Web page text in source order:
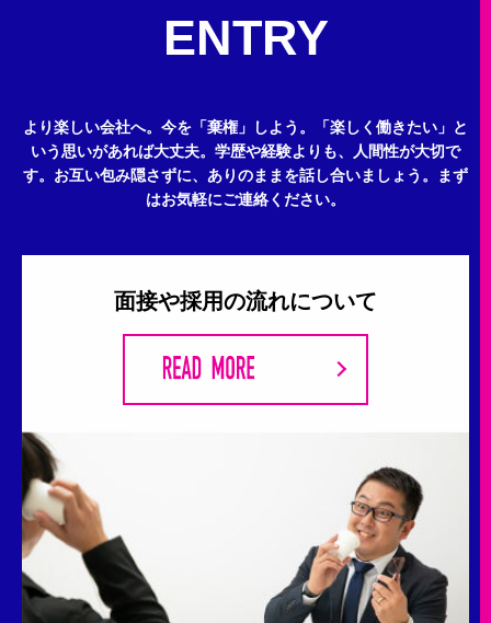
ENTRY
より楽しい会社へ。今を「棄権」しよう。
「楽しく働きたい」と
いう思いがあれば大丈夫。 学歴や経験よりも、人間性が大切で
す。 お互い包み隠さずに、ありのままを話し合いましょう。
まず
はお気軽にご連絡ください。
面接や採用の流れについて